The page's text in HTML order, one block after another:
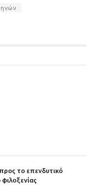
το επενδυτικό